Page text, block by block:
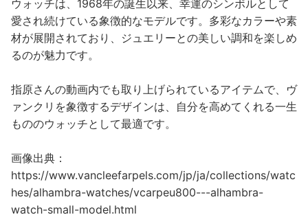
ウォッチは、1968年の誕生以来、幸運のシンボルとして
愛され続けている象徴的なモデルです。多彩なカラーや素
材が展開されており、ジュエリーとの美しい調和を楽しめ
るのが魅力です。
指原さんの動画内でも取り上げられているアイテムで、ヴ
ァンクリを象徴するデザインは、自分を高めてくれる一生
もののウォッチとして最適です。
画像出典：
https://www.vancleefarpels.com/jp/ja/collections/watc
hes/alhambra-watches/vcarpeu800---alhambra-
watch-small-model.html